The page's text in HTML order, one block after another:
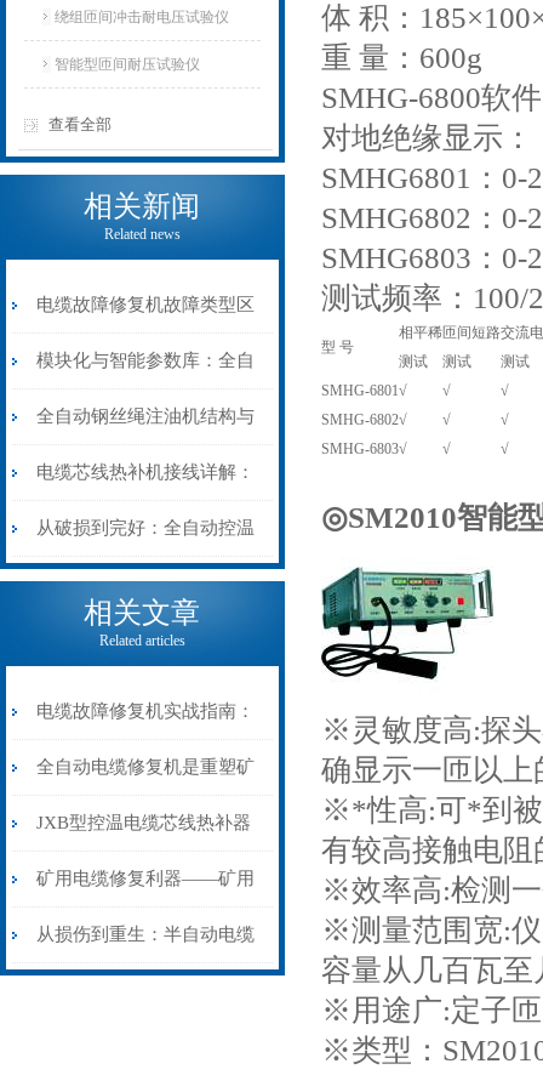
仪
绕组匝间冲击耐电压试验仪
智能型匝间耐压试验仪
查看全部
相关新闻
Related news
电缆故障修复机故障类型区
分指南：从“绝缘电
阻”到“波形特征”的精准诊
断逻辑
模块化与智能参数库：全自
动电缆修复机的快速换型逻
辑
全自动钢丝绳注油机结构与
工作原理：揭秘高效润滑的
机械密码
电缆芯线热补机接线详解：
从入门到精通
从破损到完好：全自动控温
电缆热补机的核心价值
相关文章
Related articles
电缆故障修复机实战指南：
从“盲测”到“精确定点”的三
步作业法
全自动电缆修复机是重塑矿
山电力动脉的“智能外科医
生”
JXB型控温电缆芯线热补器
安装与接线：精准修复的工
艺基石
矿用电缆修复利器——矿用
电缆热补机智能控温，安全
从损伤到重生：半自动电缆
体 积：
重 量：600g
SMHG-6800软
对地绝缘显示：
SMHG6801：
SMHG6802：
SMHG6803：
测试频率：100/
型 号
相平稀
测试
匝间短路
测试
交流
测试
SMHG-6801√ √
√
SMHG-6802√ √
√
SMHG-6803√ √ √
◎SM2010智能
※灵敏度高:探
确显示一匝以上
※*性高:可*到被
有较高接触电
※效率高:检测
※测量范围宽:
容量从几百瓦
※用途广:定子
※类型：